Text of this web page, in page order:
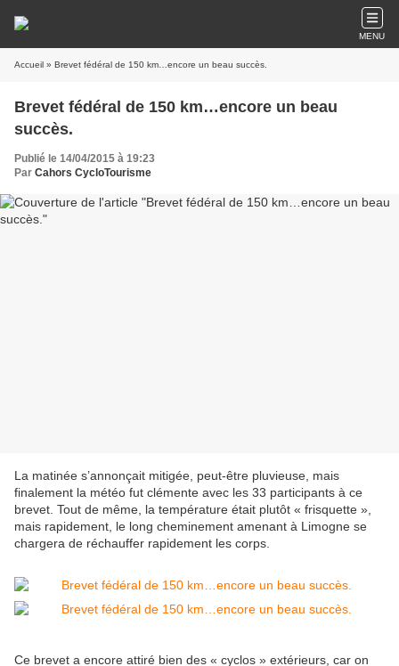
MENU
Accueil » Brevet fédéral de 150 km…encore un beau succès.
Brevet fédéral de 150 km…encore un beau
succès.
Publié le 14/04/2015 à 19:23
Par Cahors CycloTourisme
La matinée s’annonçait mitigée, peut-être pluvieuse, mais
finalement la météo fut clémente avec les 33 participants à ce
brevet. Tout de même, la température était plutôt « frisquette »,
mais rapidement, le long cheminement amenant à Limogne se
chargera de réchauffer rapidement les corps.
Ce brevet a encore attiré bien des « cyclos » extérieurs, car on